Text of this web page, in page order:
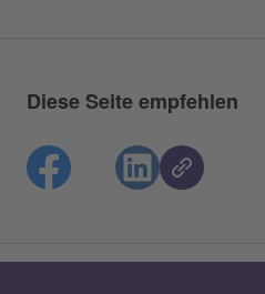
Diese Seite empfehlen